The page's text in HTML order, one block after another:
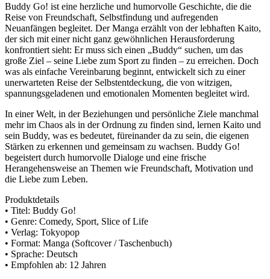
Buddy Go! ist eine herzliche und humorvolle Geschichte, die die
Reise von Freundschaft, Selbstfindung und aufregenden
Neuanfängen begleitet. Der Manga erzählt von der lebhaften Kaito,
der sich mit einer nicht ganz gewöhnlichen Herausforderung
konfrontiert sieht: Er muss sich einen „Buddy“ suchen, um das
große Ziel – seine Liebe zum Sport zu finden – zu erreichen. Doch
was als einfache Vereinbarung beginnt, entwickelt sich zu einer
unerwarteten Reise der Selbstentdeckung, die von witzigen,
spannungsgeladenen und emotionalen Momenten begleitet wird.
In einer Welt, in der Beziehungen und persönliche Ziele manchmal
mehr im Chaos als in der Ordnung zu finden sind, lernen Kaito und
sein Buddy, was es bedeutet, füreinander da zu sein, die eigenen
Stärken zu erkennen und gemeinsam zu wachsen. Buddy Go!
begeistert durch humorvolle Dialoge und eine frische
Herangehensweise an Themen wie Freundschaft, Motivation und
die Liebe zum Leben.
Produktdetails
• Titel: Buddy Go!
• Genre: Comedy, Sport, Slice of Life
• Verlag: Tokyopop
• Format: Manga (Softcover / Taschenbuch)
• Sprache: Deutsch
• Empfohlen ab: 12 Jahren